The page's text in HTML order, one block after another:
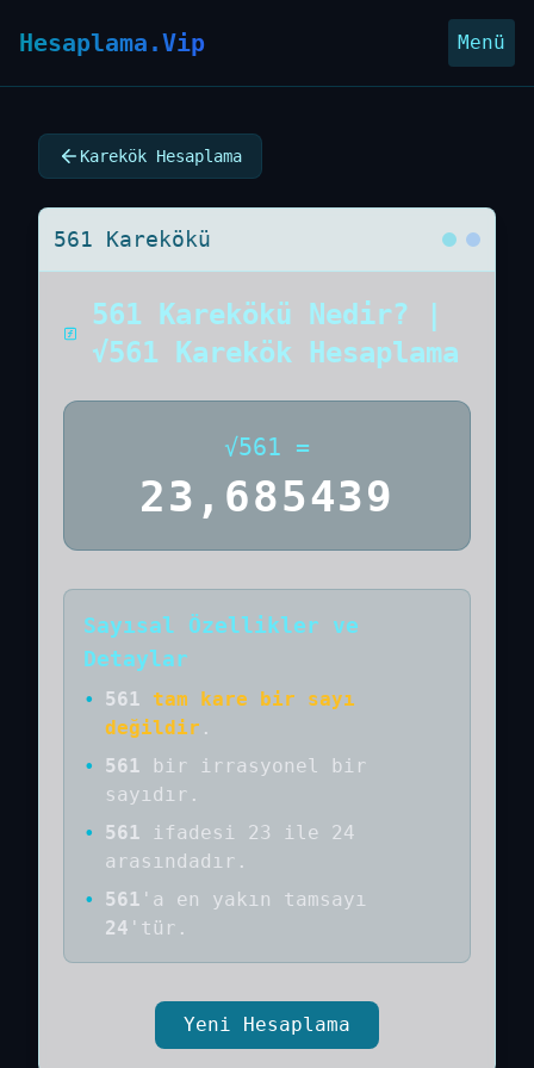
Hesaplama.Vip Menü
Karekök Hesaplama
561 Karekökü
561 Karekökü Nedir? |
√561 Karekök Hesaplama
√561 =
23,685439
Sayısal Özellikler ve
Detaylar
• 561
tam kare bir sayı
değildir .
•
561 bir
irrasyonel bir
sayıdır .
•
561
ifadesi 23 ile 24
arasındadır.
•
561 'a en yakın tamsayı
24 'tür.
Yeni Hesaplama